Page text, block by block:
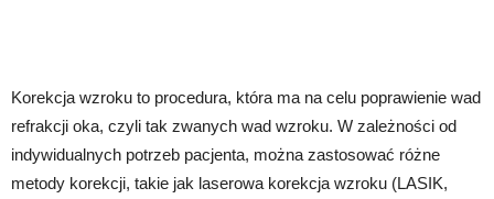
Korekcja wzroku to procedura, która ma na celu poprawienie wad
refrakcji oka, czyli tak zwanych wad wzroku. W zależności od
indywidualnych potrzeb pacjenta, można zastosować różne
metody korekcji, takie jak laserowa korekcja wzroku (LASIK,